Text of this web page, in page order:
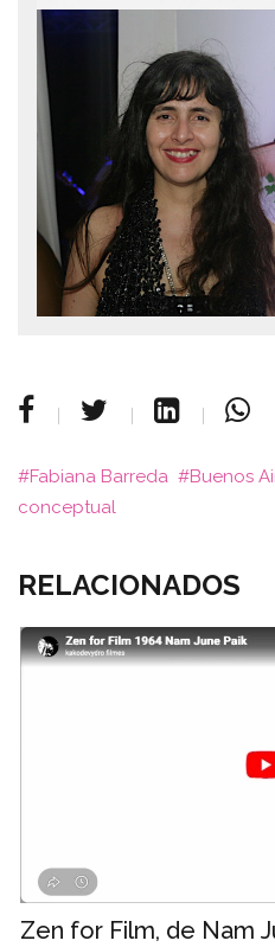
Fabiana Barreda Buenos
conceptual
RELACIONADOS
Zen for Film, de Nam